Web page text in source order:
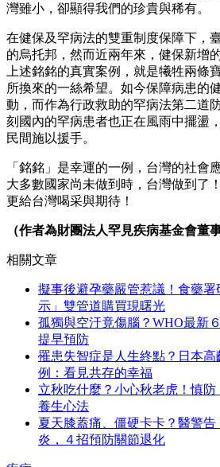
灣雖小，卻顯得我們的珍貴與稀有。
在健保及罕病法的雙重制度保障下，
的烏托邦，然而近兩年來，健保新增
上述銘銘的真實案例，就是犧牲兩條
所換來的一絲希望。如今保障病患的
動，而作為行政救助的罕病法第二道
刻國內的罕病患者也正在風雨中擺盪
民間施以援手。
「銘銘」是幸運的一例，台灣的社會
大多數國家尚未做到時，台灣做到了
更給台灣喝采與期待！
（作者為財團法人罕見疾病基金會董事
相關文章
擬事後避孕藥嚴管惹議！食藥
示」雙管道購買現曙光
孤獨與空汙竟傷腦？WHO最新
提早預防
罹患失智症是人生終點？日本
例：看見共存的幸福
立秋吃什麼？小心秋老虎！慎
養生心法
夏天膝蓋痛、僵硬卡卡？醫警
炎，４招預防關節退化